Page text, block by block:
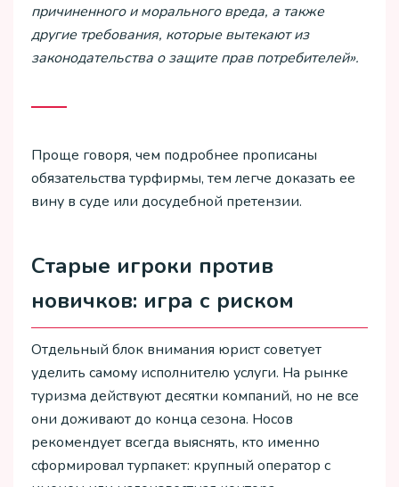
причиненного и морального вреда, а также
другие требования, которые вытекают из
законодательства о защите прав потребителей».
Проще говоря, чем подробнее прописаны
обязательства турфирмы, тем легче доказать ее
вину в суде или досудебной претензии.
Старые игроки против
новичков: игра с риском
Отдельный блок внимания юрист советует
уделить самому исполнителю услуги. На рынке
туризма действуют десятки компаний, но не все
они доживают до конца сезона. Носов
рекомендует всегда выяснять, кто именно
сформировал турпакет: крупный оператор с